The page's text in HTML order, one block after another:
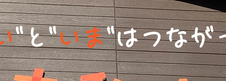
"と"いま"はつなが